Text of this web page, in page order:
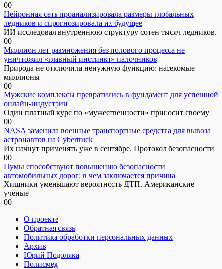
00
Нейронная сеть проанализировала размеры глобальных
ледников и спрогнозировала их будущее
ИИ исследовал внутреннюю структуру сотен тысяч ледников.
00
Миллион лет размножения без полового процесса не
уничтожил «главный инстинкт» палочников
Природа не отключила ненужную функцию: насекомые
миллионы
00
Мужские комплексы превратились в фундамент для успешной
онлайн-индустрии
Один платный курс по «мужественности» приносит своему
00
NASA заменила военные транспортные средства для вывоза
астронавтов на Cybertruck
Их начнут применять уже в сентябре. Протокол безопасности
00
Пумы способствуют повышению безопасности
автомобильных дорог: в чем заключается причина
Хищники уменьшают вероятность ДТП. Американские
ученые
00
О проекте
Обратная связь
Политика обработки персональных данных
Архив
Юрий Подоляка
Полисмед